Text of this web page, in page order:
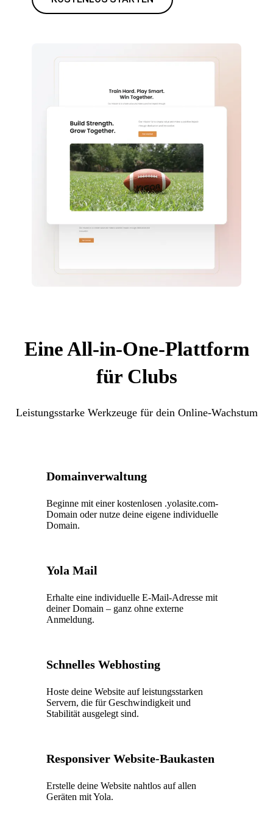
Eine All-in-One-Plattform
für Clubs
Leistungsstarke Werkzeuge für dein Online-Wachstum
Domainverwaltung
Beginne mit einer kostenlosen .yolasite.com-
Domain oder nutze deine eigene individuelle
Domain.
Yola Mail
Erhalte eine individuelle E-Mail-Adresse mit
deiner Domain – ganz ohne externe
Anmeldung.
Schnelles Webhosting
Hoste deine Website auf leistungsstarken
Servern, die für Geschwindigkeit und
Stabilität ausgelegt sind.
Responsiver Website-Baukasten
Erstelle deine Website nahtlos auf allen
Geräten mit Yola.